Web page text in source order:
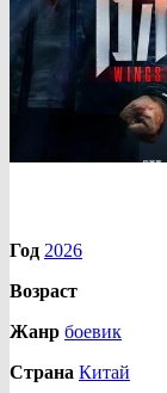
Год 2026
Возраст
Жанр боевик
Страна Китай